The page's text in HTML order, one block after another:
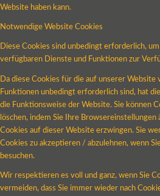
Website haben kann.
Notwendige Website Cookies
Diese Cookies sind unbedingt erforderlich,
verfügbaren Dienste und Funktionen zur
Da diese Cookies für die auf unserer
Funktionen unbedingt erforderlich sind, hat
die Funktionsweise der Website. Sie können
löschen, indem Sie Ihre Browsereinstellungen
Cookies auf dieser Website erzwingen. Sie
Cookies zu akzeptieren / abzulehnen, wenn
besuchen.
Wir respektieren es voll und ganz, wenn Sie
vermeiden, dass Sie immer wieder nach